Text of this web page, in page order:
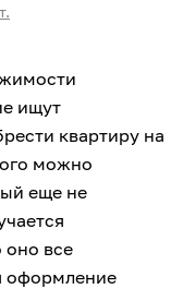
ищут
квартиру на
можно
еще не
оно все
оформление